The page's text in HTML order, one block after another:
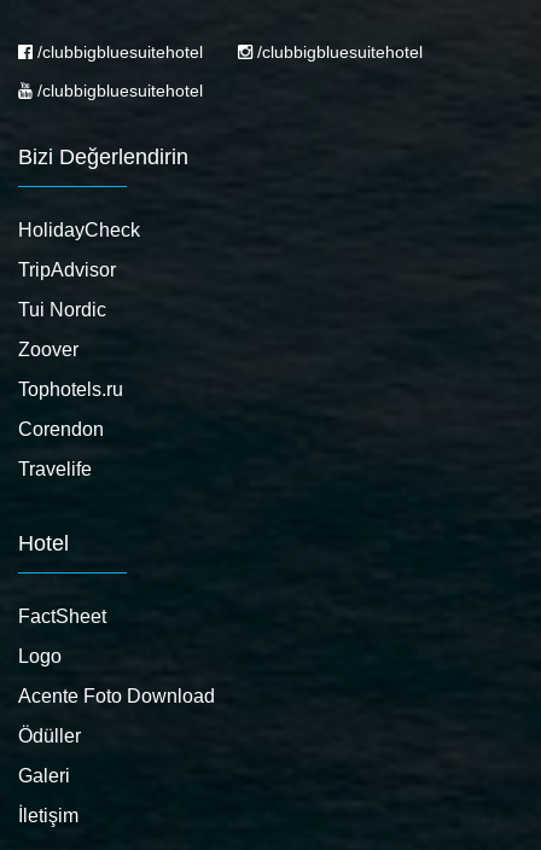
/clubbigbluesuitehotel
/clubbigbluesuitehotel
/clubbigbluesuitehotel
Bizi Değerlendirin
HolidayCheck
TripAdvisor
Tui Nordic
Zoover
Tophotels.ru
Corendon
Travelife
Hotel
FactSheet
Logo
Acente Foto Download
Ödüller
Galeri
İletişim